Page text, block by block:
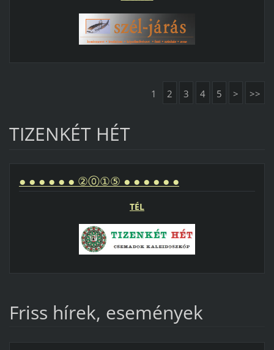
1 2 3 4 5 > >>
TIZENKÉT HÉT
● ● ● ● ● ● ②⓪①⑤ ● ● ● ● ● ●
TÉL
Friss hírek, események